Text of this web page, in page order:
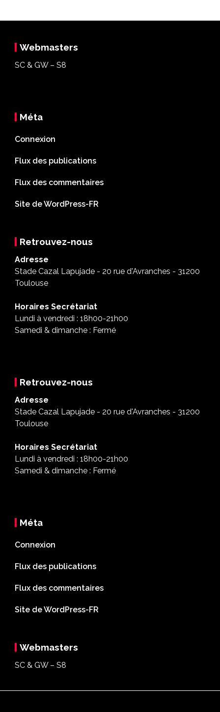
Webmasters
SC & GW – S8
Méta
Connexion
Flux des publications
Flux des commentaires
Site de WordPress-FR
Retrouvez-nous
Adresse
Stade Cazal Lapujade - 20 rue d'Avranches - 31200
Toulouse
Horaires Secrétariat
Lundi à vendredi : 18h00-21h00
Samedi & dimanche : Fermé
Retrouvez-nous
Adresse
Stade Cazal Lapujade - 20 rue d'Avranches - 31200
Toulouse
Horaires Secrétariat
Lundi à vendredi : 18h00-21h00
Samedi & dimanche : Fermé
Méta
Connexion
Flux des publications
Flux des commentaires
Site de WordPress-FR
Webmasters
SC & GW – S8